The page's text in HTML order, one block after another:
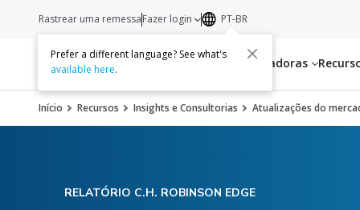
Serviços Transportadoras
Rastrear uma remessaFazer login PT-BR
Prefer a different language? See what's
available here.
Início Recursos Insights e Consultorias Atualizações do
RELATÓRIO C.H. ROBINSON EDGE